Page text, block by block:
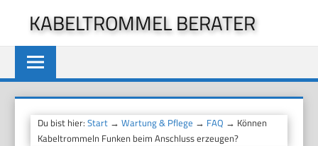
springen
KABELTROMMEL BERATER
Du bist hier:Start →Wartung & Pflege → FAQ → Können
Kabeltrommeln Funken beim Anschluss erzeugen?